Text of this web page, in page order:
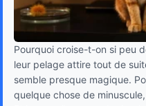
Pourquoi croise-t-on si peu
leur pelage attire tout de
semble presque magique.
quelque chose de minuscule,